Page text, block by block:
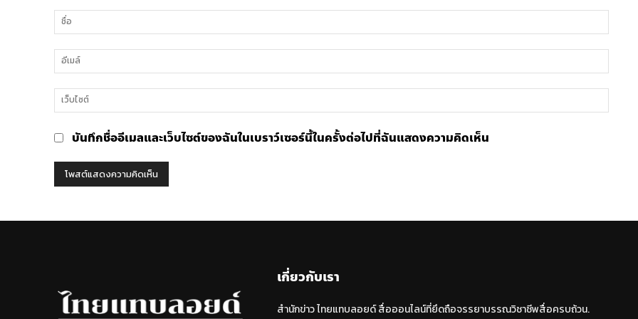
คิด
เห็น
บันทึกชื่ออีเมลและเว็บไซต์ของฉันในเบราว์เซอร์นี้ในครั้งต่อไปที่ฉันแสดงความคิดเห็น
เกี่ยวกับเรา
สำนักข่าว ไทยแทบลอยด์ สื่อออนไลน์ที่ยึดถือจรรยาบรรณวิชาชีพสื่อครบถ้วน.